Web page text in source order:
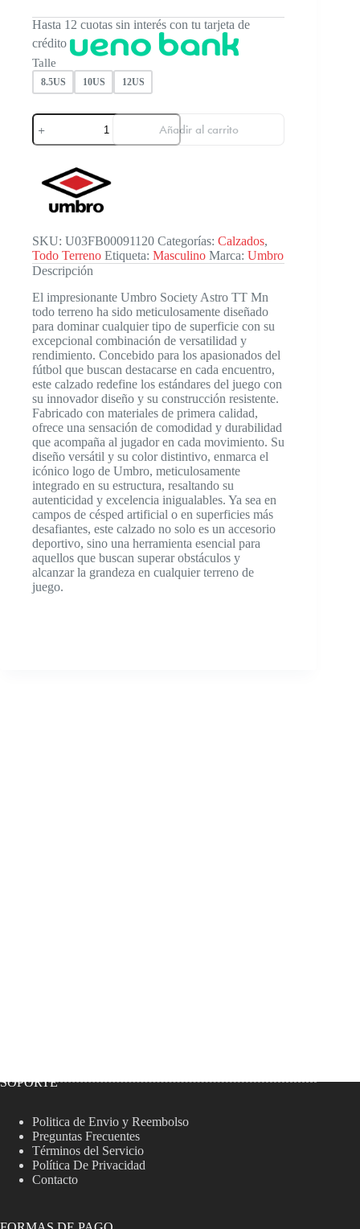
Hasta 12 cuotas sin interés con tu tarjeta de
crédito
Talle
8.5US 10US 12US
Umbro
Society
Astro
cantidad
Añadir al carrito
SKU: U03FB00091120 Categorías: Calzados,
Todo Terreno Etiqueta: Masculino Marca: Umbro
Descripción
El impresionante Umbro Society Astro TT Mn
todo terreno ha sido meticulosamente diseñado
para dominar cualquier tipo de superficie con su
excepcional combinación de versatilidad y
rendimiento. Concebido para los apasionados del
fútbol que buscan destacarse en cada encuentro,
este calzado redefine los estándares del juego con
su innovador diseño y su construcción resistente.
Fabricado con materiales de primera calidad,
ofrece una sensación de comodidad y durabilidad
que acompaña al jugador en cada movimiento. Su
diseño versátil y su color distintivo, enmarca el
icónico logo de Umbro, meticulosamente
integrado en su estructura, resaltando su
autenticidad y excelencia inigualables. Ya sea en
campos de césped artificial o en superficies más
desafiantes, este calzado no solo es un accesorio
deportivo, sino una herramienta esencial para
aquellos que buscan superar obstáculos y
alcanzar la grandeza en cualquier terreno de
juego.
SOPORTE
Politica de Envio y Reembolso
Preguntas Frecuentes
Términos del Servicio
Política De Privacidad
Contacto